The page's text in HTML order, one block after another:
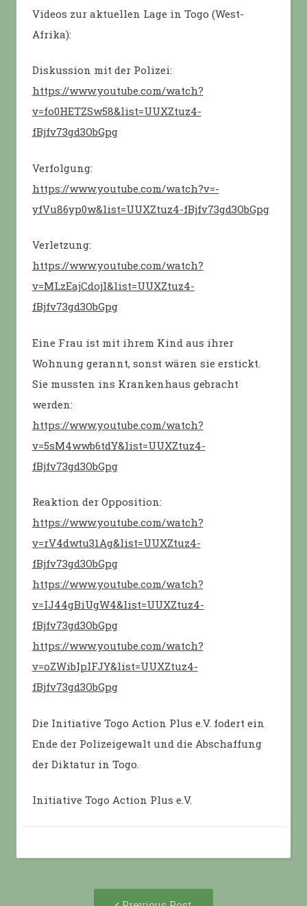
Videos zur aktuellen Lage in Togo (West-
Afrika):
Diskussion mit der Polizei:
https://www.youtube.com/watch?
v=fo0HETZSw58&list=UUXZtuz4-
fBjfv73gd3ObGpg
Verfolgung:
https://www.youtube.com/watch?v=-
yfVu86yp0w&list=UUXZtuz4-fBjfv73gd3ObGpg
Verletzung:
https://www.youtube.com/watch?
v=MLzEajCdojI&list=UUXZtuz4-
fBjfv73gd3ObGpg
Eine Frau ist mit ihrem Kind aus ihrer
Wohnung gerannt, sonst wären sie erstickt.
Sie mussten ins Krankenhaus gebracht
werden:
https://www.youtube.com/watch?
v=5sM4wwb6tdY&list=UUXZtuz4-
fBjfv73gd3ObGpg
Reaktion der Opposition:
https://www.youtube.com/watch?
v=rV4dwtu31Ag&list=UUXZtuz4-
fBjfv73gd3ObGpg
https://www.youtube.com/watch?
v=IJ44gBiUgW4&list=UUXZtuz4-
fBjfv73gd3ObGpg
https://www.youtube.com/watch?
v=oZWibIpIFJY&list=UUXZtuz4-
fBjfv73gd3ObGpg
Die Initiative Togo Action Plus e.V. fodert ein
Ende der Polizeigewalt und die Abschaffung
der Diktatur in Togo.
Initiative Togo Action Plus e.V.